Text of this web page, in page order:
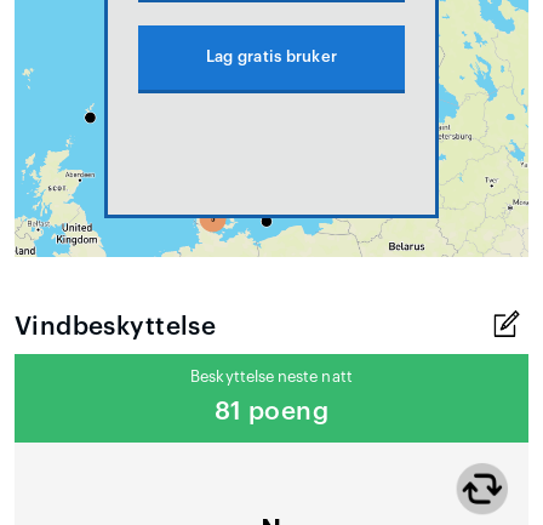
Lag gratis bruker
Vindbeskyttelse
Beskyttelse neste natt
81 poeng